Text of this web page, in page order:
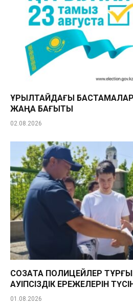
ҚҰРЫЛТАЙДАҒЫ
ЖАҢА БАҒЫТЫ
02.08.2026
СОЗАҚТА ПОЛИЦЕЙЛЕР
ҚАУІПСІЗДІК ЕРЕЖЕЛЕРІН
01.08.2026